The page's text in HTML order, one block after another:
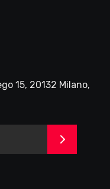
15, 20132 Milano,
>